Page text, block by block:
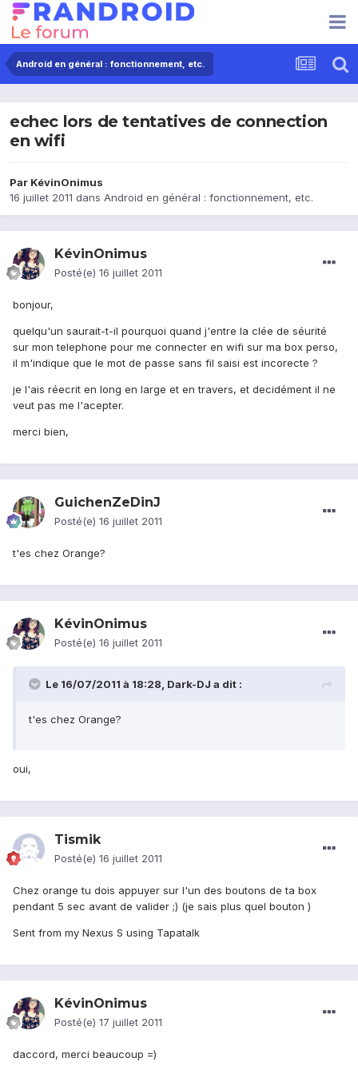
Android en général : fonctionnement, etc.
echec lors de tentatives de connection
en wifi
Par KévinOnimus
16 juillet 2011 dans Android en général : fonctionnement, etc.
KévinOnimus
Posté(e) 16 juillet 2011
bonjour,
quelqu'un saurait-t-il pourquoi quand j'entre la clée de séurité
sur mon telephone pour me connecter en wifi sur ma box perso,
il m'indique que le mot de passe sans fil saisi est incorecte ?
je l'ais réecrit en long en large et en travers, et decidément il ne
veut pas me l'acepter.
merci bien,
GuichenZeDinJ
Posté(e) 16 juillet 2011
t'es chez Orange?
KévinOnimus
Posté(e) 16 juillet 2011
Le 16/07/2011 à 18:28, Dark-DJ a dit :
t'es chez Orange?
oui,
Tismik
Posté(e) 16 juillet 2011
Chez orange tu dois appuyer sur l'un des boutons de ta box
pendant 5 sec avant de valider ;) (je sais plus quel bouton )
Sent from my Nexus S using Tapatalk
KévinOnimus
Posté(e) 17 juillet 2011
daccord, merci beaucoup =)